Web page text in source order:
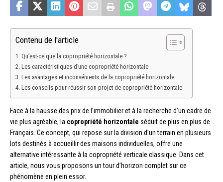
Contenu de l'article
Qu’est-ce que la copropriété horizontale ?
Les caractéristiques d’une copropriété horizontale
Les avantages et inconvénients de la copropriété horizontale
Les conseils pour réussir son projet de copropriété horizontale
Face à la hausse des prix de l’immobilier et à la recherche d’un cadre de
vie plus agréable, la copropriété horizontale séduit de plus en plus de
Français. Ce concept, qui repose sur la division d’un terrain en plusieurs
lots destinés à accueillir des maisons individuelles, offre une
alternative intéressante à la copropriété verticale classique. Dans cet
article, nous vous proposons un tour d’horizon complet sur ce
phénomène en plein essor.